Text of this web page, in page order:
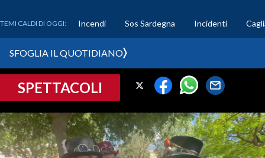
CRONACA SARDEGNA
PROVINCIA DI CAGLIARI
SULCIS IGLESIENTE
TEMI CALDI DI OGGI: Incendi Sos Sardegna Incidenti
SFOGLIA IL QUOTIDIANO
SPETTACOLI